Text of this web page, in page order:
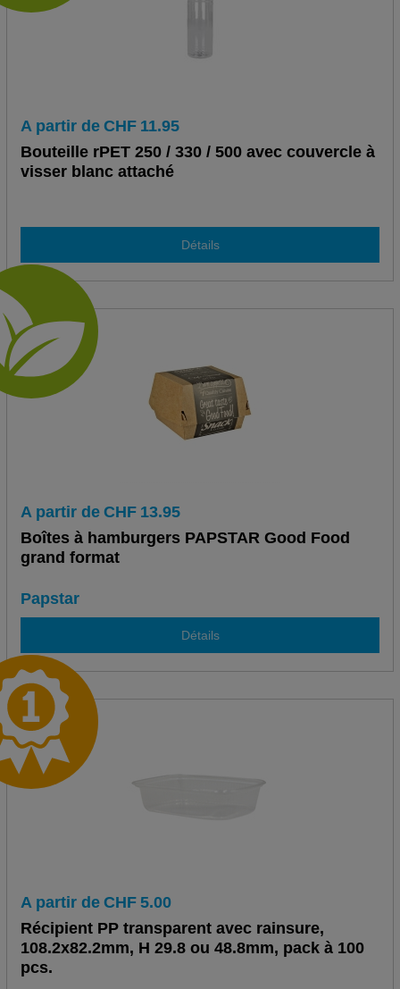
A partir de CHF 11.95
Bouteille rPET 250 / 330 / 500 avec couvercle à
visser blanc attaché
Détails
A partir de CHF 13.95
Boîtes à hamburgers PAPSTAR Good Food
grand format
Papstar
Détails
A partir de CHF 5.00
Récipient PP transparent avec rainsure,
108.2x82.2mm, H 29.8 ou 48.8mm, pack à 100
pcs.